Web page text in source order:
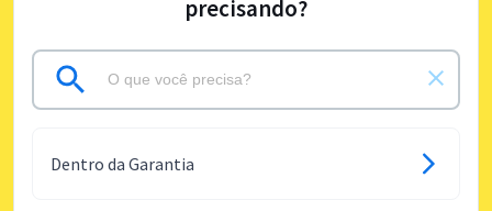
precisando?
Dentro da Garantia